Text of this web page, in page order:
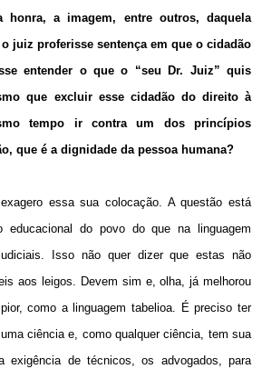
a imagem, entre outros, daquela
juiz proferisse sentença em que o cidadão
entender o que o “seu Dr. Juiz” quis
que excluir esse cidadão do direito à
tempo ir contra um dos princípios
que é a dignidade da pessoa humana?
essa sua colocação. A questão está
educacional do povo do que na linguagem
Isso não quer dizer que estas não
aos leigos. Devem sim e, olha, já melhorou
como a linguagem tabelioa. É preciso ter
ciência e, como qualquer ciência, tem sua
exigência de técnicos, os advogados, para